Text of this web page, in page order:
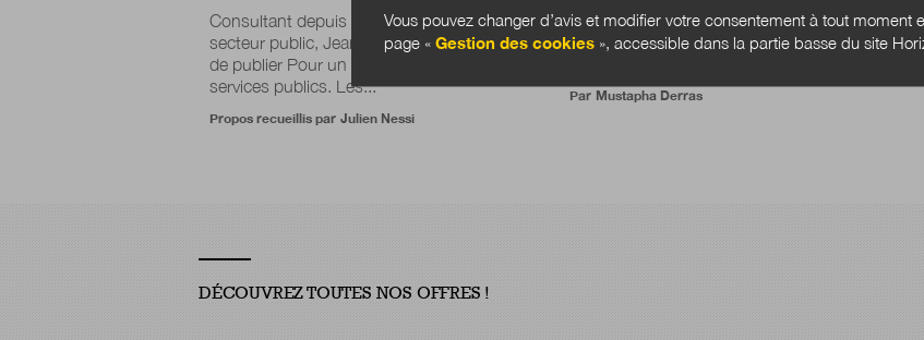
Consultant depuis plus de vingt ans dans le
secteur public, Jean-Pierre Mongrand vient
de publier Pour un « Big Bang » des
services publics. Les...
Propos recueillis par Julien Nessi
d’apprentissage et de transmission des
compétences possèdent encore une
Par Mustapha Derras
DÉCOUVREZ TOUTES NOS OFFRES !
Vous pouvez changer d’avis et modifier votre consentement à tout moment
page « Gestion des cookies », accessible dans la partie basse du site